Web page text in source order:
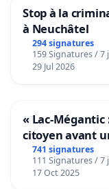
Quelle solution
pour les futurs
établie avant
meilleur
solution doit
cheval » avant
montants au
La période de
Stop à la
à Neuchâtel
294 signatures
159 Signatures / 7
29 Jul 2026
« Lac-
citoyen avant
de notre
741 signatures
111 Signatures / 7
17 Oct 2025